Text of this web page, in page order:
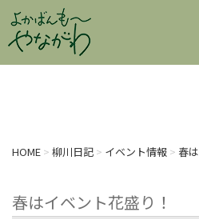
HOME > 柳川日記 > イベント情報 > 春
春はイベント花盛り！